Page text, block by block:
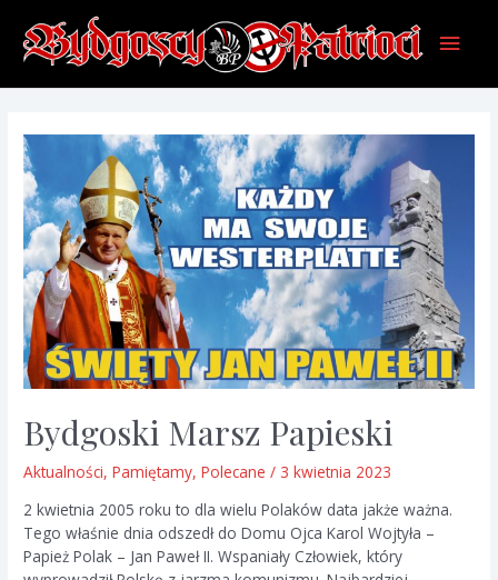
content
Main
Bydgoski Marsz Papieski
Aktualności,Pamiętamy,Polecane / 3 kwietnia 2023
2 kwietnia 2005 roku to dla wielu Polaków data jakże ważna.
Tego właśnie dnia odszedł do Domu Ojca Karol Wojtyła –
Papież Polak – Jan Paweł II. Wspaniały Człowiek, który